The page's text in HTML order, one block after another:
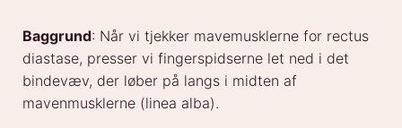
Baggrund: Når vi tjekker mavemusklerne for rectus
diastase, presser vi fingerspidserne let ned i det
bindevæv, der løber på langs i midten af
mavenmusklerne (linea alba).